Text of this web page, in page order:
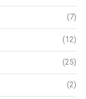
(7)
(12)
(25)
(2)